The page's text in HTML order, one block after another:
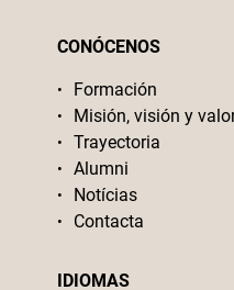
CONÓCENOS
Formación
Misión, visión y
Trayectoria
Alumni
Notícias
Contacta
IDIOMAS